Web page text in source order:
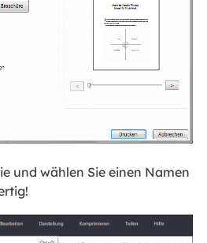
und wählen Sie einen Namen